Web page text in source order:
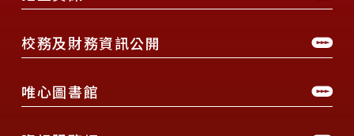
校務及財務資訊公開
唯心圖書館